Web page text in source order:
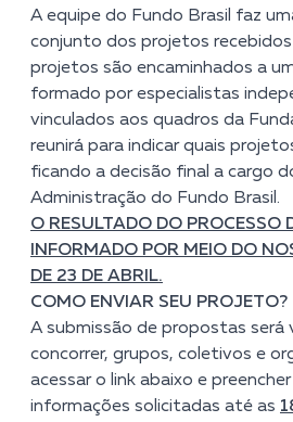
A equipe do Fundo Brasil faz
conjunto dos projetos recebidos
projetos são encaminhados a
formado por especialistas
vinculados aos quadros da
reunirá para indicar quais
ficando a decisão final a cargo
Administração do Fundo Brasil.
O RESULTADO DO PROCESSO
INFORMADO POR MEIO DO
DE 23 DE ABRIL.
COMO ENVIAR SEU PROJETO?
A submissão de propostas será
concorrer, grupos, coletivos e
acessar o link abaixo e
informações solicitadas até as